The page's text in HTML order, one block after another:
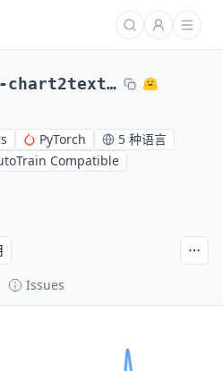
matcha-chart2text-pew
PyTorch
5 种语言
Compatible
Issues